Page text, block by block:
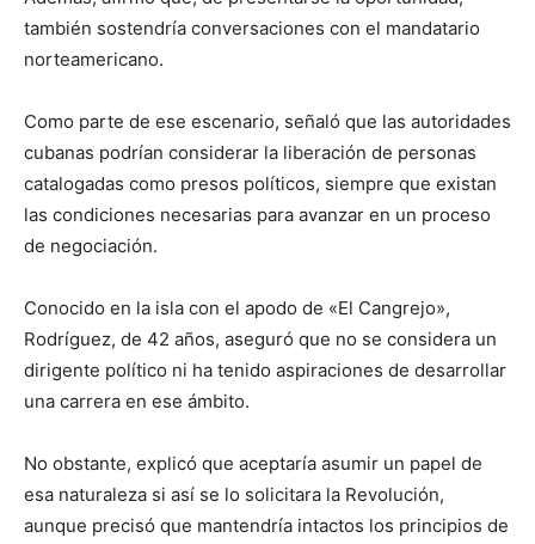
también sostendría conversaciones con el mandatario
norteamericano.
Como parte de ese escenario, señaló que las autoridades
cubanas podrían considerar la liberación de personas
catalogadas como presos políticos, siempre que existan
las condiciones necesarias para avanzar en un proceso
de negociación.
Conocido en la isla con el apodo de «El Cangrejo»,
Rodríguez, de 42 años, aseguró que no se considera un
dirigente político ni ha tenido aspiraciones de desarrollar
una carrera en ese ámbito.
No obstante, explicó que aceptaría asumir un papel de
esa naturaleza si así se lo solicitara la Revolución,
aunque precisó que mantendría intactos los principios de